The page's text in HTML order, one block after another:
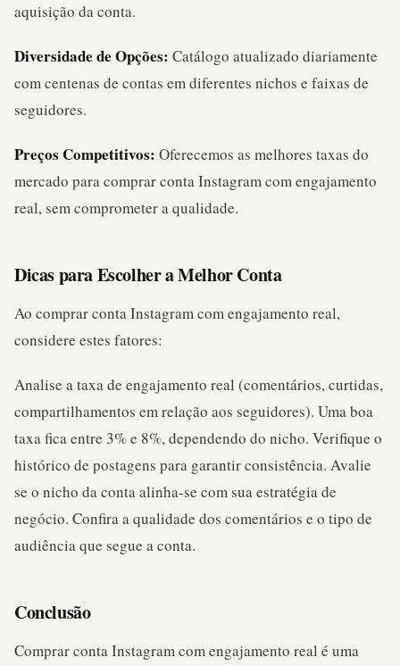
aquisição da conta.
Diversidade de Opções: Catálogo atualizado diariamente
com centenas de contas em diferentes nichos e faixas de
seguidores.
Preços Competitivos: Oferecemos as melhores taxas do
mercado para comprar conta Instagram com engajamento
real, sem comprometer a qualidade.
Dicas para Escolher a Melhor Conta
Ao comprar conta Instagram com engajamento real,
considere estes fatores:
Analise a taxa de engajamento real (comentários, curtidas,
compartilhamentos em relação aos seguidores). Uma boa
taxa fica entre 3% e 8%, dependendo do nicho. Verifique o
histórico de postagens para garantir consistência. Avalie
se o nicho da conta alinha-se com sua estratégia de
negócio. Confira a qualidade dos comentários e o tipo de
audiência que segue a conta.
Conclusão
Comprar conta Instagram com engajamento real é uma